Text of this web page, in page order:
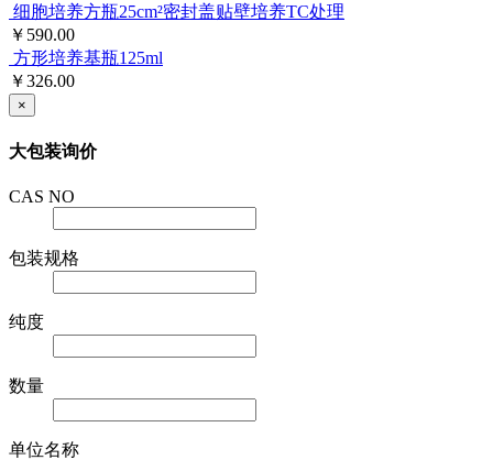
细胞培养方瓶25cm²密封盖贴壁培养TC处理
￥590.00
方形培养基瓶125ml
￥326.00
×
大包装询价
CAS NO
包装规格
纯度
数量
单位名称